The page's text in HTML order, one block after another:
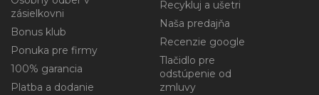
zásielkovni
Bonus klub
Ponuka pre firmy
100% garancia
Platba a dodanie
Recykluj a ušetri
Naša predajňa
Recenzie google
Tlačidlo pre
odstúpenie od
zmluvy